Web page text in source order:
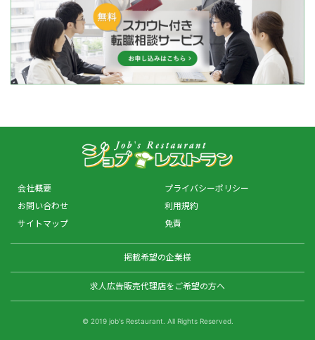
会社概要
お問い合わせ
サイトマップ
プライバシーポリシー
利用規約
免責
掲載希望の企業様
求人広告販売代理店をご希望の方へ
© 2019 job's Restaurant. All Rights Reserved.